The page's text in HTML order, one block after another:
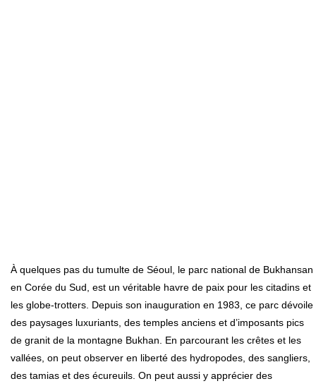
À quelques pas du tumulte de Séoul, le parc national de Bukhansan
en Corée du Sud, est un véritable havre de paix pour les citadins et
les globe-trotters. Depuis son inauguration en 1983, ce parc dévoile
des paysages luxuriants, des temples anciens et d’imposants pics
de granit de la montagne Bukhan. En parcourant les crêtes et les
vallées, on peut observer en liberté des hydropodes, des sangliers,
des tamias et des écureuils. On peut aussi y apprécier des